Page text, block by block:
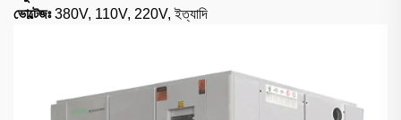
ভোল্টেজঃ380V, 110V, 220V, ইত্যাদি